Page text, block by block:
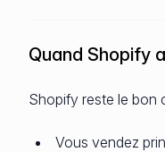
Quand Shopify
Shopify reste le bon
Vous vendez